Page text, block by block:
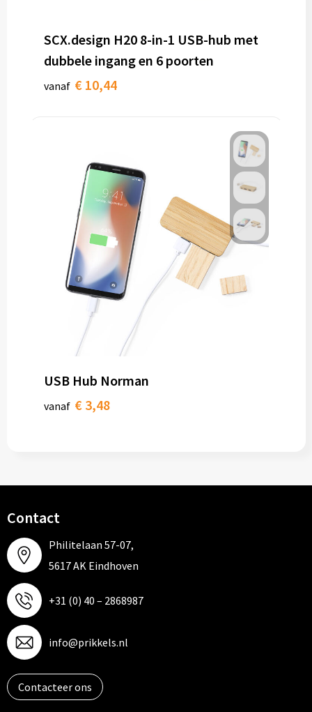
SCX.design H20 8-in-1 USB-hub met
dubbele ingang en 6 poorten
vanaf € 10,44
USB Hub Norman
vanaf € 3,48
Contact
Philitelaan 57-07,
5617 AK Eindhoven
+31 (0) 40 – 2868987
info@prikkels.nl
Contacteer ons